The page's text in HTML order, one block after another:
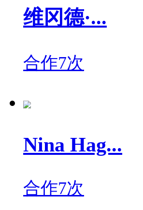
维冈德·...
合作7次
Nina Hag...
合作7次